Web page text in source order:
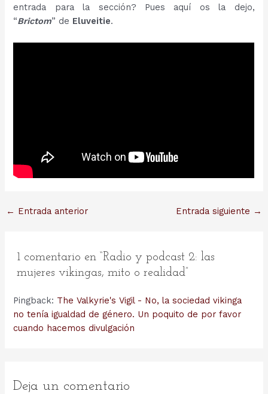
entrada para la sección? Pues aquí os la dejo,
“Brictom” de Eluveitie.
Navegación
← Entrada anterior Entrada siguiente →
1 comentario en “Radio y podcast 2: las
mujeres vikingas, mito o realidad”
Pingback: The Valkyrie's Vigil - No, la sociedad vikinga
no tenía igualdad de género. Un poquito de por favor
cuando hacemos divulgación
Deja un comentario